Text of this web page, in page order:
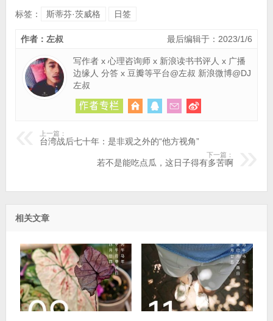
标签： 斯蒂芬·茨威格 日签
最后编辑于：2023/1/6
作者：左叔
写作者 x 心理咨询师 x 新浪读书书评人 x 广播
边缘人 分答 x 豆瓣等平台@左叔 新浪微博@DJ
左叔
上一篇：
台湾战后七十年：是非观之外的“他方视角”
下一篇：
若不是能吃点瓜，这日子得有多苦啊
相关文章